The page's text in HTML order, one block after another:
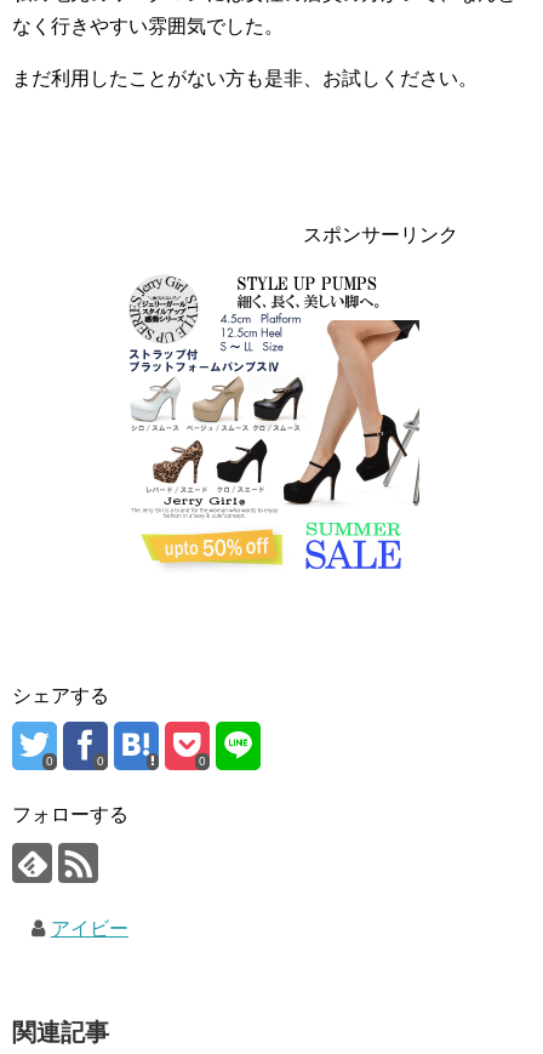
なく行きやすい雰囲気でした。
まだ利用したことがない方も是非、お試しください。
スポンサーリンク
シェアする
0 0 0
フォローする
アイビー
関連記事